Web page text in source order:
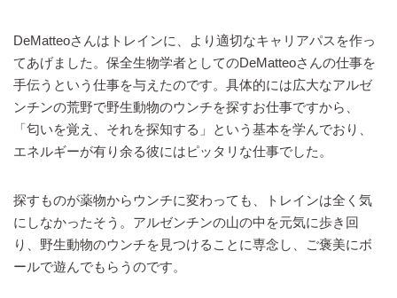
DeMatteoさんはトレインに、より適切なキャリアパスを作っ
てあげました。保全生物学者としてのDeMatteoさんの仕事を
手伝うという仕事を与えたのです。具体的には広大なアルゼ
ンチンの荒野で野生動物のウンチを探すお仕事ですから、
「匂いを覚え、それを探知する」という基本を学んでおり、
エネルギーが有り余る彼にはピッタリな仕事でした。
探すものが薬物からウンチに変わっても、トレインは全く気
にしなかったそう。アルゼンチンの山の中を元気に歩き回
り、野生動物のウンチを見つけることに専念し、ご褒美にボ
ールで遊んでもらうのです。